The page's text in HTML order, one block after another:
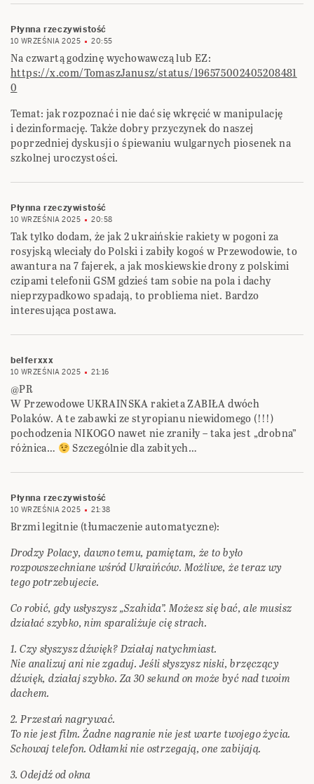
Płynna rzeczywistość
10 WRZEŚNIA 2025 20:55
Na czwartą godzinę wychowawczą lub EZ:
https://x.com/TomaszJanusz/status/196575002405208481
0
Temat: jak rozpoznać i nie dać się wkręcić w manipulację
i dezinformację. Także dobry przyczynek do naszej
poprzedniej dyskusji o śpiewaniu wulgarnych piosenek na
szkolnej uroczystości.
Płynna rzeczywistość
10 WRZEŚNIA 2025 20:58
Tak tylko dodam, że jak 2 ukraińskie rakiety w pogoni za
rosyjską wleciały do Polski i zabiły kogoś w Przewodowie, to
awantura na 7 fajerek, a jak moskiewskie drony z polskimi
czipami telefonii GSM gdzieś tam sobie na pola i dachy
nieprzypadkowo spadają, to probliema niet. Bardzo
interesująca postawa.
belferxxx
10 WRZEŚNIA 2025 21:16
@PR
W Przewodowe UKRAINSKA rakieta ZABIŁA dwóch
Polaków. A te zabawki ze styropianu niewidomego (!!!)
pochodzenia NIKOGO nawet nie zraniły – taka jest „drobna”
różnica…
Szczególnie dla zabitych…
Płynna rzeczywistość
10 WRZEŚNIA 2025 21:38
Brzmi legitnie (tłumaczenie automatyczne):
Drodzy Polacy, dawno temu, pamiętam, że to było
rozpowszechniane wśród Ukraińców. Możliwe, że teraz wy
tego potrzebujecie.
Co robić, gdy usłyszysz „Szahida”. Możesz się bać, ale musisz
działać szybko, nim sparaliżuje cię strach.
1. Czy słyszysz dźwięk? Działaj natychmiast.
Nie analizuj ani nie zgaduj. Jeśli słyszysz niski, brzęczący
dźwięk, działaj szybko. Za 30 sekund on może być nad twoim
dachem.
2. Przestań nagrywać.
To nie jest film. Żadne nagranie nie jest warte twojego życia.
Schowaj telefon. Odłamki nie ostrzegają, one zabijają.
3. Odejdź od okna